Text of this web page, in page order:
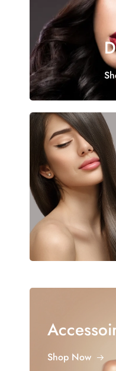
Shop Now